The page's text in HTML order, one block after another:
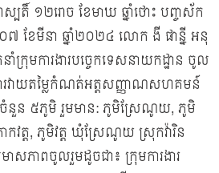
ស្បតិ៍ ១២រោច ខែមាឃ ឆ្នាំថោះ បញ្ចស័ក
ខែមីនា ឆ្នាំ២០២៤ លោក ងី ផាន្នី អនុ
ក្រុមការងារបច្ចេកទេសនាយកដ្ឋាន ចូល
ារវាយតម្លៃកំណត់អត្តសញ្ញាណសហគមន៍
នួន ៥ភូមិ រួមមាន: ភូមិស្រែណូយ, ភូមិ
វត្ត, ភូមិវត្ត ឃុំស្រែណូយ ស្រុកវ៉ារិន
សភាពចូលរួមដូចជា៖ ក្រុមការងារ